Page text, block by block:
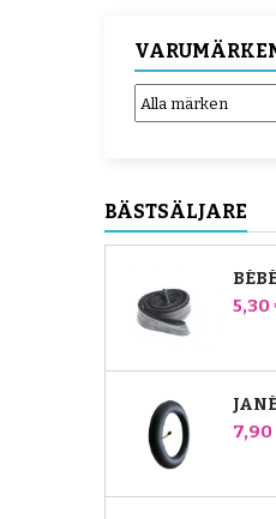
BÄSTSÄLJARE
Pris
5,30
Pris
7,90